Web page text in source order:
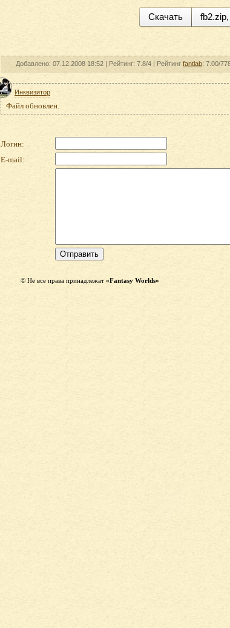
Скачать
Добавлено: 07.12.2008 18:52 | Рейтинг: 7.8/4 | Рейтинг fantlab: 7.00/
Инквизитор
Файл обновлен.
Логин:
E-mail:
© Не все права принадлежат «Fantasy Worlds»